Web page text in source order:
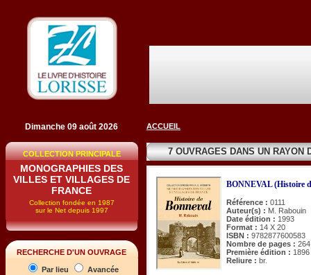
Dimanche 09 août 2026
COLLECTION PRINCIPALE
MONOGRAPHIES DES
VILLES ET VILLAGES DE
FRANCE
Collection fondée en 1987
sur le Net depuis 1997
RECHERCHE D'UN OUVRAGE
Par lieu
Avancée
ACCUEIL
7 OUVRAGES DANS UN RAYON
BONNEVAL (Histoire
Référence : 0111
Auteur(s) : M. Rabouin
Date édition : 1993
Format : 14 X 20
ISBN : 9782877600583
Nombre de pages : 264
Première édition : 1896
Reliure : br.